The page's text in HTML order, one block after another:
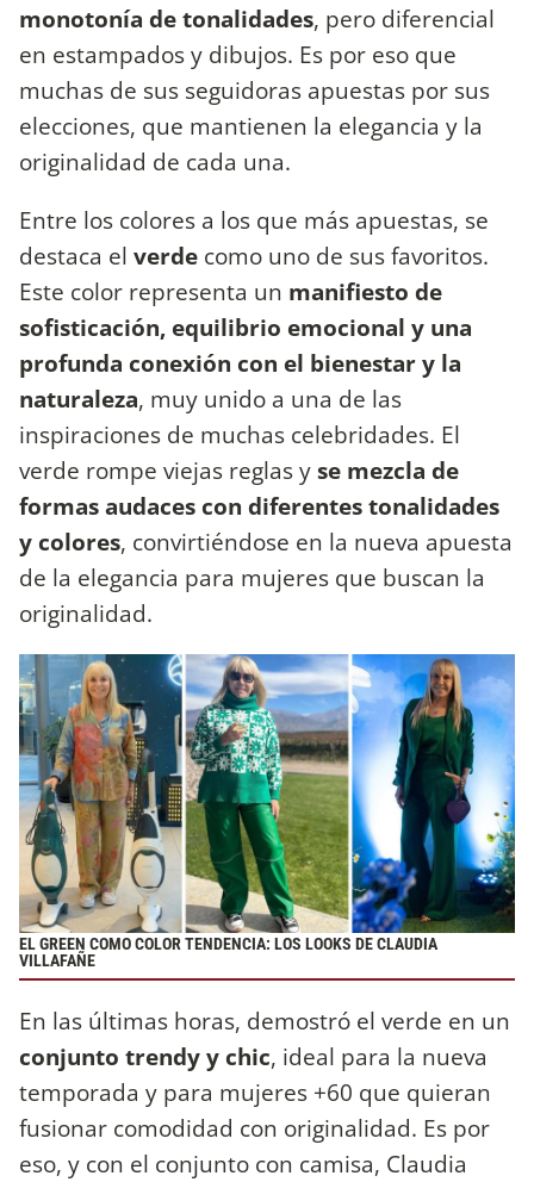
monotonía de tonalidades, pero diferencial
en estampados y dibujos. Es por eso que
muchas de sus seguidoras apuestas por sus
elecciones, que mantienen la elegancia y la
originalidad de cada una.
Entre los colores a los que más apuestas, se
destaca el verde como uno de sus favoritos.
Este color representa un manifiesto de
sofisticación, equilibrio emocional y una
profunda conexión con el bienestar y la
naturaleza, muy unido a una de las
inspiraciones de muchas celebridades. El
verde rompe viejas reglas yse mezcla de
formas audaces con diferentes tonalidades
y colores, convirtiéndose en la nueva apuesta
de la elegancia para mujeres que buscan la
originalidad.
EL GREEN COMO COLOR TENDENCIA: LOS LOOKS DE CLAUDIA
VILLAFAÑE
En las últimas horas, demostró el verde en un
conjunto trendy y chic, ideal para la nueva
temporada y para mujeres +60 que quieran
fusionar comodidad con originalidad. Es por
eso, y con el conjunto con camisa, Claudia